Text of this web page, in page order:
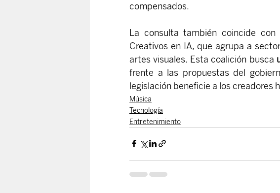
compensados.
La consulta también coincide
Creativos en IA, que agrupa a
artes visuales. Esta coalición busca
frente a las propuestas del
legislación beneficie a los creadores
Música
Tecnología
Entretenimiento